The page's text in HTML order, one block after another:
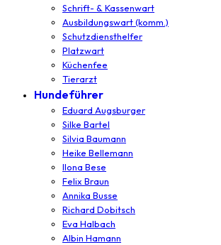
Schrift- & Kassenwart
Ausbildungswart (komm.)
Schutzdiensthelfer
Platzwart
Küchenfee
Tierarzt
Hundeführer
Eduard Augsburger
Silke Bartel
Silvia Baumann
Heike Bellemann
Ilona Bese
Felix Braun
Annika Busse
Richard Dobitsch
Eva Halbach
Albin Hamann